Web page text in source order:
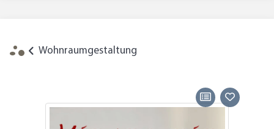
Wohnraumgestaltung